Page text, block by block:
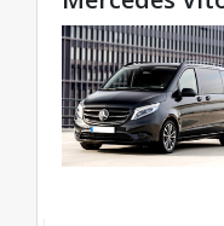
tarifas excelentes